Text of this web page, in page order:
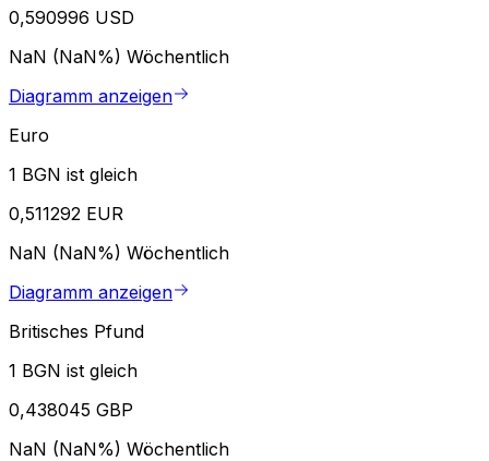
0,590996 USD
NaN (NaN%) Wöchentlich
Diagramm anzeigen
Euro
1 BGN ist gleich
0,511292 EUR
NaN (NaN%) Wöchentlich
Diagramm anzeigen
Britisches Pfund
1 BGN ist gleich
0,438045 GBP
NaN (NaN%) Wöchentlich